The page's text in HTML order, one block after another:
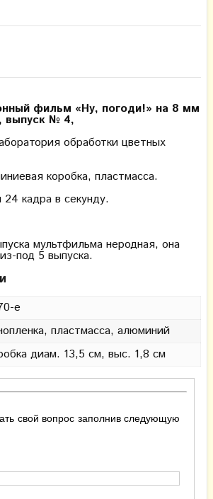
фильм «Ну, погоди!» на 8 мм
выпуск № 4,
обработки цветных
коробка, пластмасса.
24 кадра в секунду.
мультфильма неродная, она
под 5 выпуска.
е
пластмасса, алюминий
диам. 13,5 см, выс. 1,8 см
свой вопрос заполнив следующую